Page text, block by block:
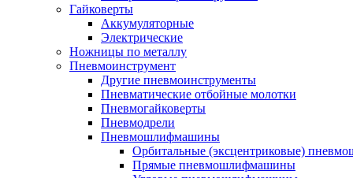
Гайковерты
Аккумуляторные
Электрические
Ножницы по металлу
Пневмоинструмент
Другие пневмоинструменты
Пневматические отбойные молотки
Пневмогайковерты
Пневмодрели
Пневмошлифмашины
Орбитальные (эксцентриковые)
Прямые пневмошлифмашины